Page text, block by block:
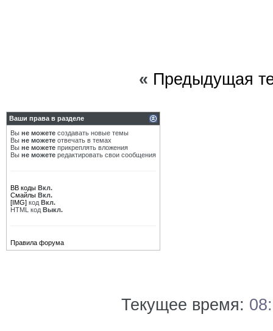
« Предыдущая
Ваши права в разделе
Вы не можете создавать новые темы
Вы не можете отвечать в темах
Вы не можете прикреплять вложения
Вы не можете редактировать свои сообщения
BB коды Вкл.
Смайлы Вкл.
[IMG] код Вкл.
HTML код Выкл.
Правила форума
Текущее время: